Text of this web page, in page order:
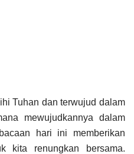
Tuhan dan terwujud dalam
mewujudkannya dalam
hari ini memberikan
kita renungkan bersama.